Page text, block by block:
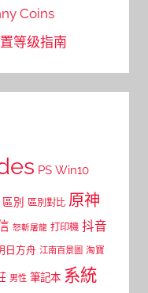
Coins
等级指南
PS Win10
區別 區別對比 原神
怒斬屠龍 打印機 抖音
日方舟 江南百景圖 淘寶
男性 筆記本 系統